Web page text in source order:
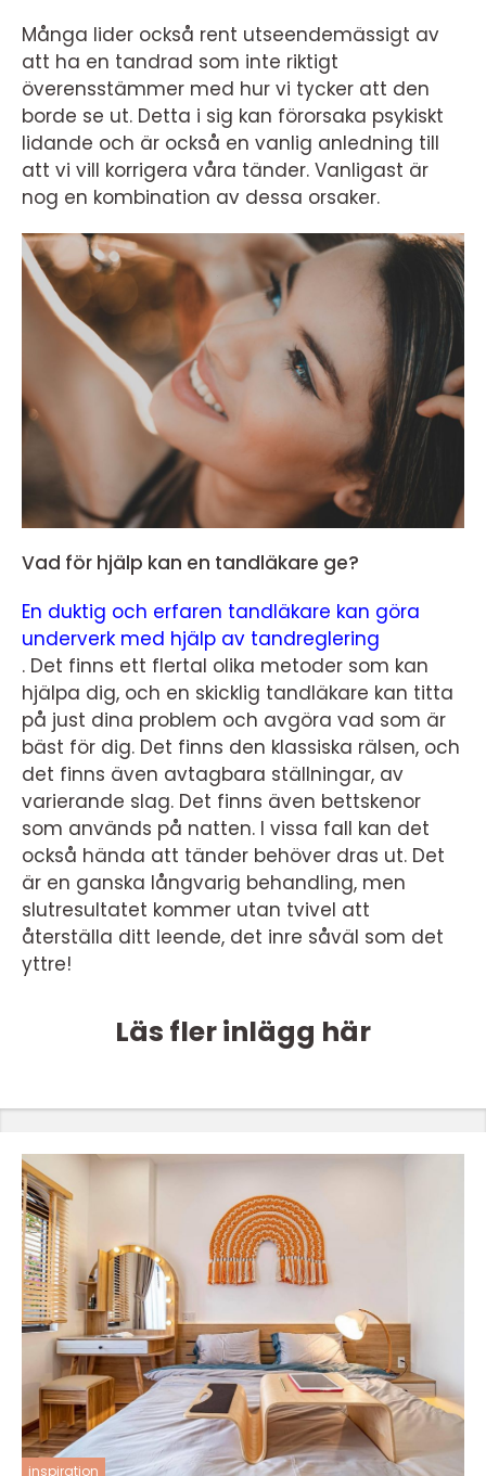
Många lider också rent utseendemässigt av
att ha en tandrad som inte riktigt
överensstämmer med hur vi tycker att den
borde se ut. Detta i sig kan förorsaka psykiskt
lidande och är också en vanlig anledning till
att vi vill korrigera våra tänder. Vanligast är
nog en kombination av dessa orsaker.
Vad för hjälp kan en tandläkare ge?
En duktig och erfaren tandläkare kan göra
underverk med hjälp av tandreglering
. Det finns ett flertal olika metoder som kan
hjälpa dig, och en skicklig tandläkare kan titta
på just dina problem och avgöra vad som är
bäst för dig. Det finns den klassiska rälsen, och
det finns även avtagbara ställningar, av
varierande slag. Det finns även bettskenor
som används på natten. I vissa fall kan det
också hända att tänder behöver dras ut. Det
är en ganska långvarig behandling, men
slutresultatet kommer utan tvivel att
återställa ditt leende, det inre såväl som det
yttre!
Läs fler inlägg här
inspiration